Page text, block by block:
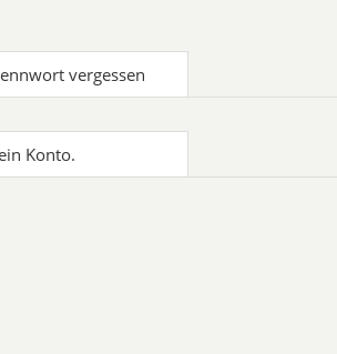
vergessen
Konto.